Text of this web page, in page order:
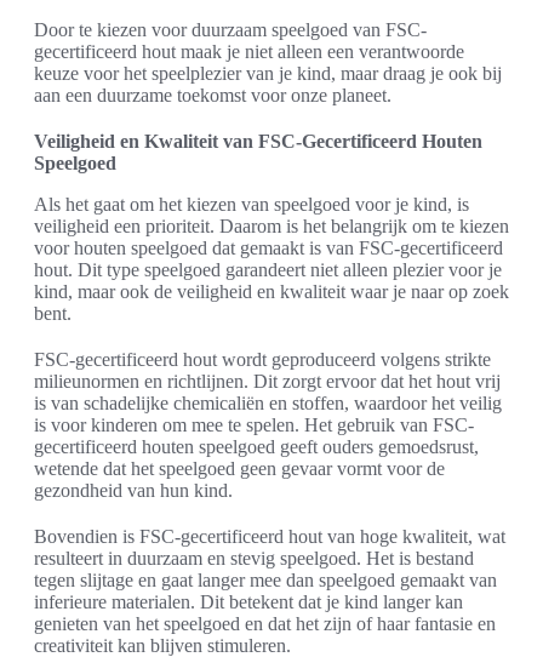
Door te kiezen voor duurzaam speelgoed van FSC-
gecertificeerd hout maak je niet alleen een verantwoorde
keuze voor het speelplezier van je kind, maar draag je ook bij
aan een duurzame toekomst voor onze planeet.
Veiligheid en Kwaliteit van FSC-Gecertificeerd Houten
Speelgoed
Als het gaat om het kiezen van speelgoed voor je kind, is
veiligheid een prioriteit. Daarom is het belangrijk om te kiezen
voor houten speelgoed dat gemaakt is van FSC-gecertificeerd
hout. Dit type speelgoed garandeert niet alleen plezier voor je
kind, maar ook de veiligheid en kwaliteit waar je naar op zoek
bent.
FSC-gecertificeerd hout wordt geproduceerd volgens strikte
milieunormen en richtlijnen. Dit zorgt ervoor dat het hout vrij
is van schadelijke chemicaliën en stoffen, waardoor het veilig
is voor kinderen om mee te spelen. Het gebruik van FSC-
gecertificeerd houten speelgoed geeft ouders gemoedsrust,
wetende dat het speelgoed geen gevaar vormt voor de
gezondheid van hun kind.
Bovendien is FSC-gecertificeerd hout van hoge kwaliteit, wat
resulteert in duurzaam en stevig speelgoed. Het is bestand
tegen slijtage en gaat langer mee dan speelgoed gemaakt van
inferieure materialen. Dit betekent dat je kind langer kan
genieten van het speelgoed en dat het zijn of haar fantasie en
creativiteit kan blijven stimuleren.